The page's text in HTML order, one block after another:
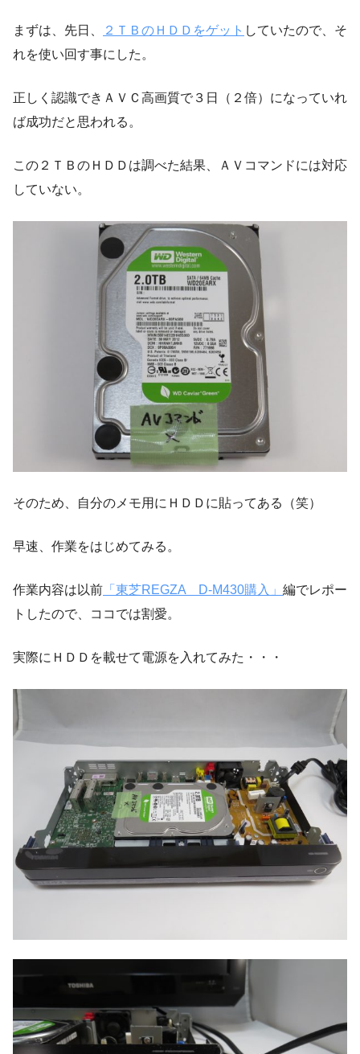
まずは、先日、 ２ＴＢのＨＤＤをゲット していたので、そ
れを使い回す事にした。
正しく認識できＡＶＣ高画質で３日（２倍）になっていれ
ば成功だと思われる。
この２ＴＢのＨＤＤは調べた結果、ＡＶコマンドには対応
していない。
そのため、自分のメモ用にＨＤＤに貼ってある（笑）
早速、作業をはじめてみる。
作業内容は以前 「東芝REGZA D-M430購入」 編でレポー
トしたので、ココでは割愛。
実際にＨＤＤを載せて電源を入れてみた・・・